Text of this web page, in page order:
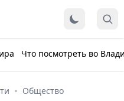
Что посмотреть во
Общество